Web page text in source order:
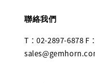
聯絡我們
T：02-2897-6878 F